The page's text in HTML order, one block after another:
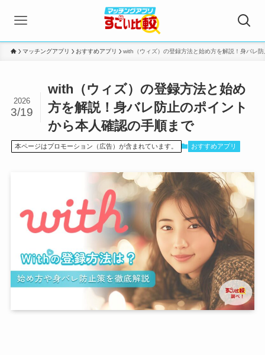
マッチングアプリ おすすめアプリ with（ウィズ）の登録方法と始め方を解説！身バレ
with（ウィズ）の登録方法と始め
方を解説！身バレ防止のポイント
から本人確認の手順まで
2026
3/19
本ページはプロモーション（広告）が含まれています。 おすすめアプリ